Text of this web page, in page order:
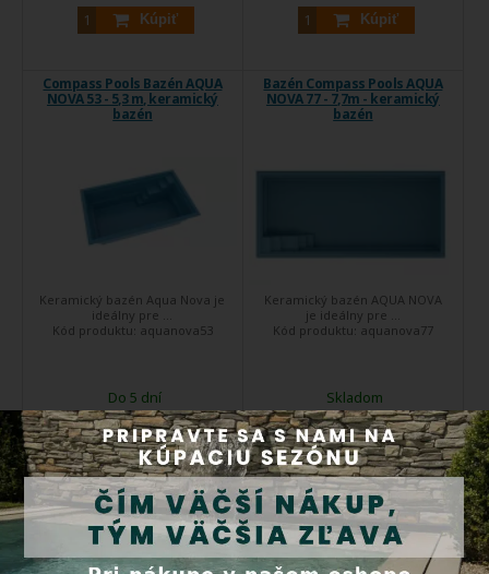
Kúpiť Kúpiť
Compass Pools Bazén AQUA
NOVA 53 - 5,3 m, keramický
bazén
Keramický bazén Aqua Nova je
ideálny pre ...
Kód produktu: aquanova53
13 080,00 €
Kúpiť
Do 5 dní
Bazén Compass Pools AQUA
NOVA 77 - 7,7m - keramický
bazén
Keramický bazén AQUA NOVA
je ideálny pre ...
Kód produktu: aquanova77
15 957,00 €
Kúpiť
Skladom
Bazén Compass Pools AQUA
NOVA 84 - 8,4m - keramický
Bazén Compass Pools FAST
LANE 122 - 12,2 m - keramický
bazén